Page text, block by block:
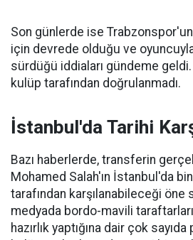
Son günlerde ise
için devrede olduğu ve
sürdüğü iddiaları gündeme
kulüp tarafından doğrulanmadı.
İstanbul'da Tarihi
Bazı haberlerde, transferin
Mohamed Salah'ın İstanbul'da
tarafından karşılanabileceği öne
medyada bordo-mavili
hazırlık yaptığına dair çok sayıda